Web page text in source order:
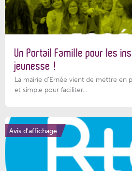
Un Portail Famille pour les
jeunesse !
La mairie d’Ernée vient de mettre en
et simple pour faciliter...
Avis d'affichage